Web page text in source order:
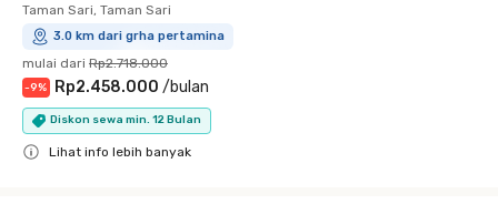
Taman Sari, Taman Sari
3.0 km dari grha pertamina
mulai dari Rp2.718.000
-9% Rp2.458.000 /bulan
Diskon sewa min. 12 Bulan
Lihat info lebih banyak